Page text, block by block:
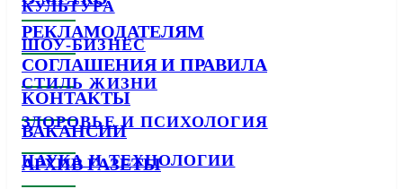
КУЛЬТУРА
ШОУ-БИЗНЕС
СТИЛЬ ЖИЗНИ
ЗДОРОВЬЕ И ПСИХОЛОГИЯ
НАУКА И ТЕХНОЛОГИИ
РЕКЛАМОДАТЕЛЯМ
СОГЛАШЕНИЯ И ПРАВИЛА
КОНТАКТЫ
ВАКАНСИИ
АРХИВ ГАЗЕТЫ